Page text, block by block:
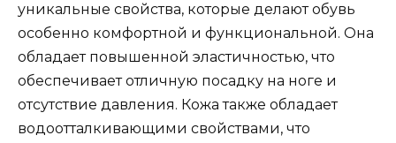
уникальные свойства, которые делают обувь
особенно комфортной и функциональной. Она
обладает повышенной эластичностью, что
обеспечивает отличную посадку на ноге и
отсутствие давления. Кожа также обладает
водоотталкивающими свойствами, что